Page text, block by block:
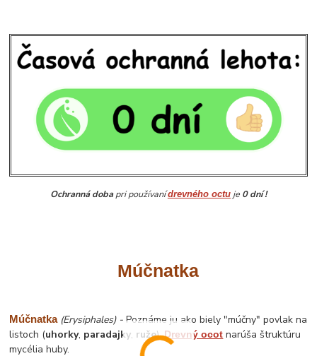
Ochranná dobapri používanídrevného octuje 0 dní !
Múčnatka
Múčnatka(Erysiphales) -Poznáme ju ako biely "múčny" povlak na
listoch (uhorky, paradajky, ruže).Drevný ocot narúša štruktúru
mycélia huby.